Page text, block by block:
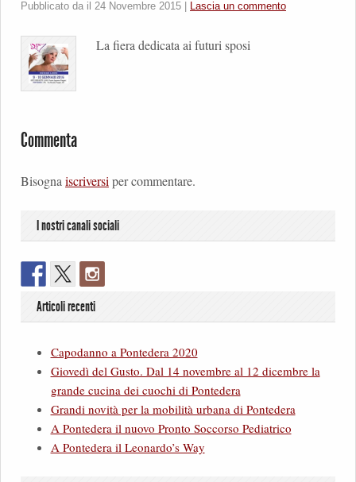
Pubblicato da il 24 Novembre 2015 Lascia un commento
La fiera dedicata ai futuri sposi
Commenta
Bisognaiscriversiper commentare.
I nostri canali sociali
Articoli recenti
Capodanno a Pontedera 2020
Giovedì del Gusto. Dal 14 novembre al 12 dicembre la
grande cucina dei cuochi di Pontedera
Grandi novità per la mobilità urbana di Pontedera
A Pontedera il nuovo Pronto Soccorso Pediatrico
A Pontedera il Leonardo’s Way